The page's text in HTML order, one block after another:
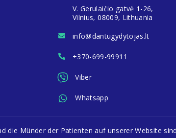
V. Gerulaičio gatvė 1-26,
Vilnius, 08009, Lithuania
info@dantugydytojas.lt
+370-699-99911
Viber
Whatsapp
die Münder der Patienten auf unserer Website